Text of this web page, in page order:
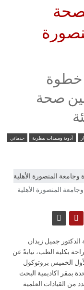
خطوة
صحة
أدوية ومبيدات بيطرية خدماتي
المنصورة الأهلية
جميل زيدان
بكلية الطب، نيابةً عن
الخميس بروتوكول
بمقر اكاديمية البحث
من القيادات العلمية